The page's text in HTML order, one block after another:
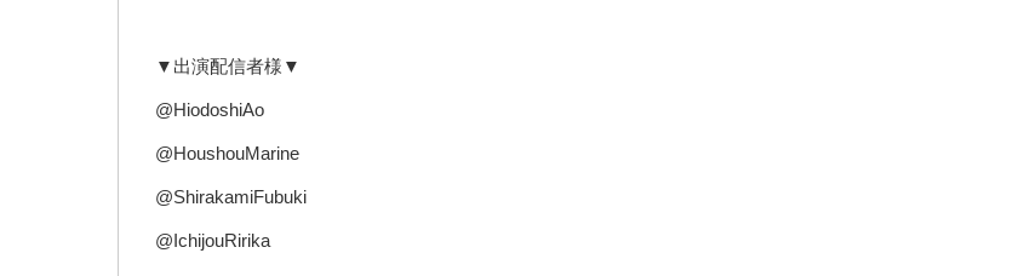
▼出演配信者様▼
@HiodoshiAo
@HoushouMarine
@ShirakamiFubuki
@IchijouRirika